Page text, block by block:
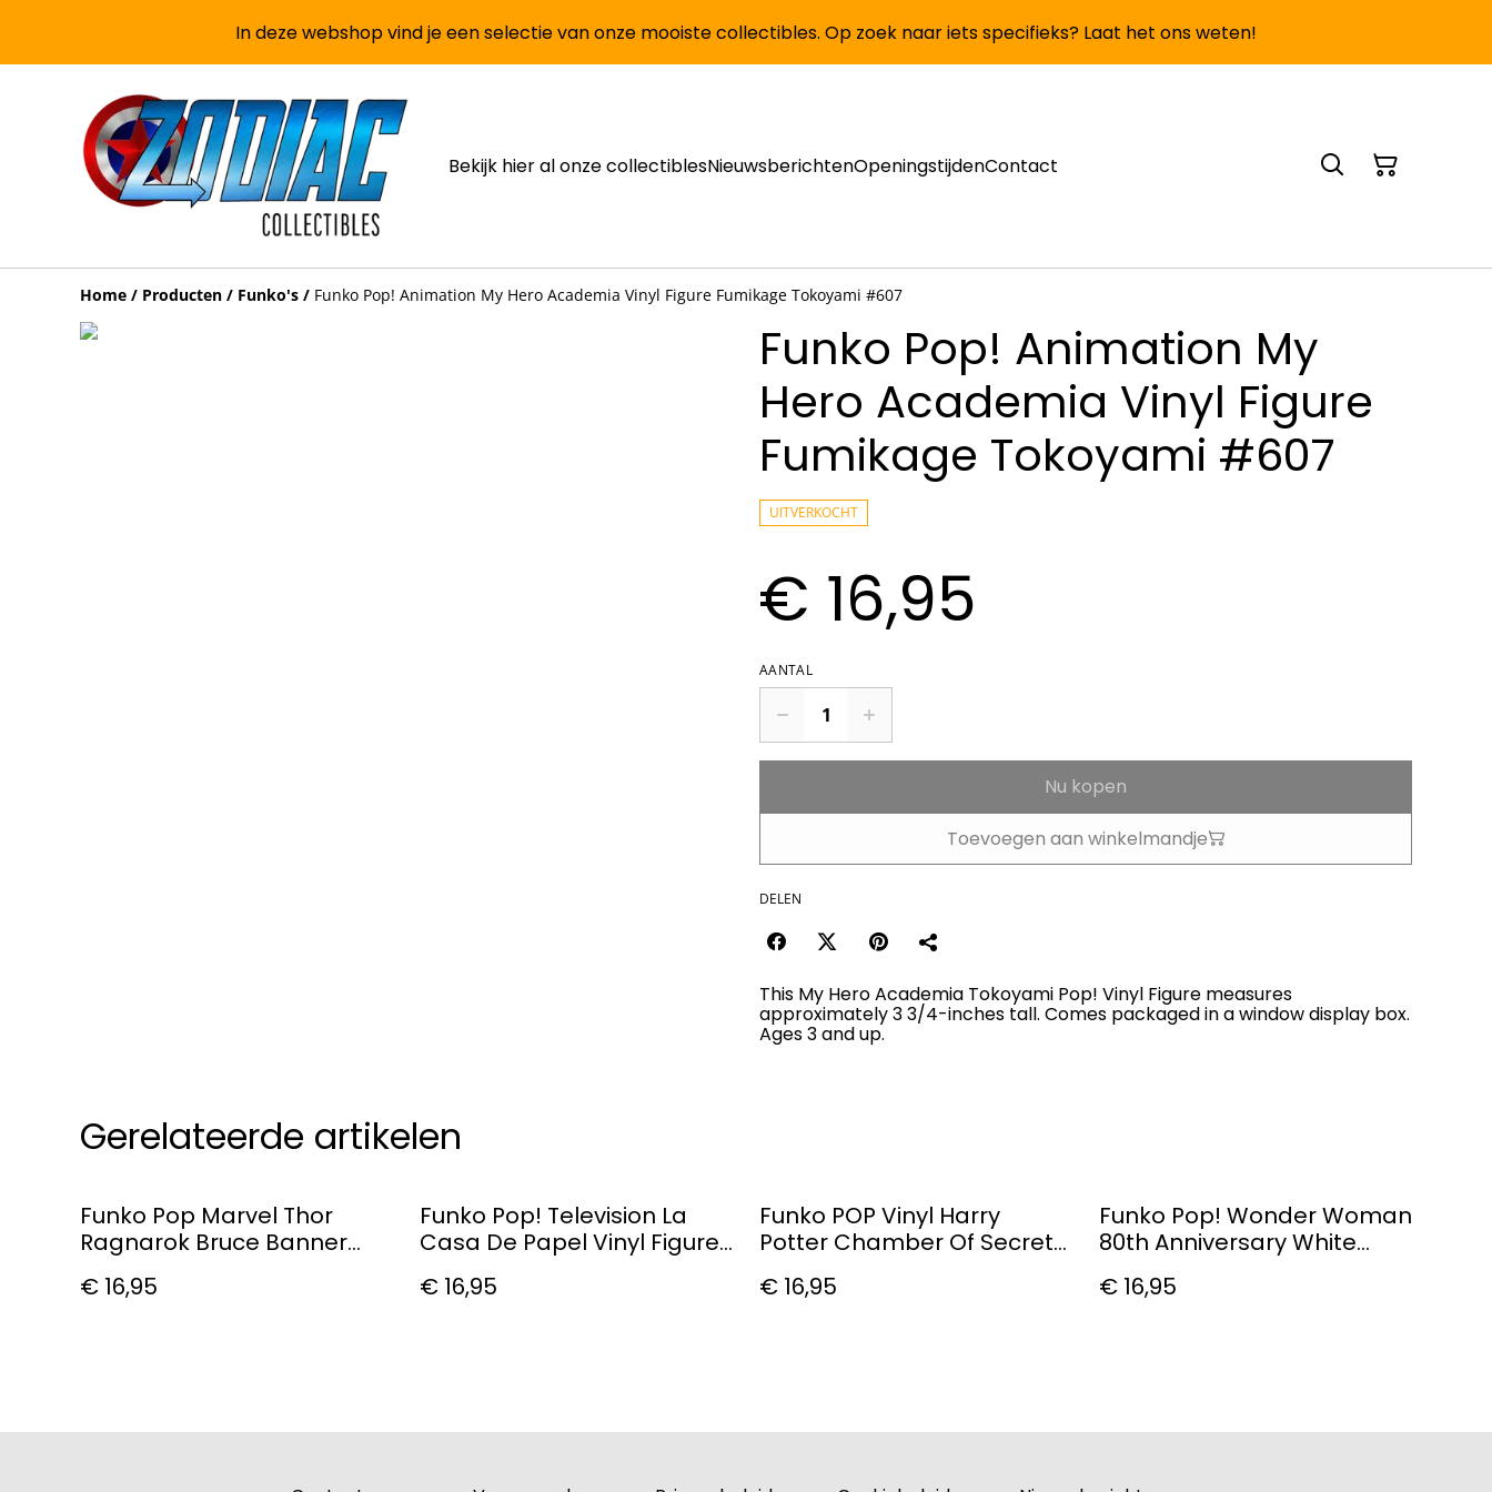
In deze webshop vind je een selectie van onze mooiste collectibles. Op zoek naar iets specifieks? Laat het ons weten!
Bekijk hier al onze collectiblesNieuwsberichtenOpeningstijdenContact
Home / Producten / Funko's / Funko Pop! Animation My Hero Academia Vinyl Figure Fumikage Tokoyami #607
Funko Pop! Animation My
Hero Academia Vinyl Figure
Fumikage Tokoyami #607
UITVERKOCHT
€ 16,95
AANTAL
Nu kopen
Toevoegen aan winkelmandje
DELEN
This My Hero Academia Tokoyami Pop! Vinyl Figure measures
approximately 3 3/4-inches tall. Comes packaged in a window display box.
Ages 3 and up.
Gerelateerde artikelen
Funko Pop Marvel Thor
Ragnarok Bruce Banner
€ 16,95
Funko Pop! Television La
Casa De Papel Vinyl Figure
€ 16,95
Funko POP Vinyl Harry
Potter Chamber Of Secrets
Lockhart
€ 16,95
Funko Pop! Wonder Woman
80th Anniversary White
Figure
€ 16,95